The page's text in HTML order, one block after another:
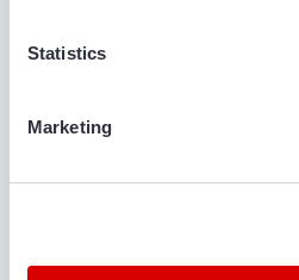
Statistics
Marketing